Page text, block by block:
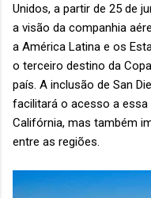
Unidos, a partir de 25 de
a visão da companhia
a América Latina e os
o terceiro destino da
país. A inclusão de San
facilitará o acesso a
Califórnia, mas também
entre as regiões.